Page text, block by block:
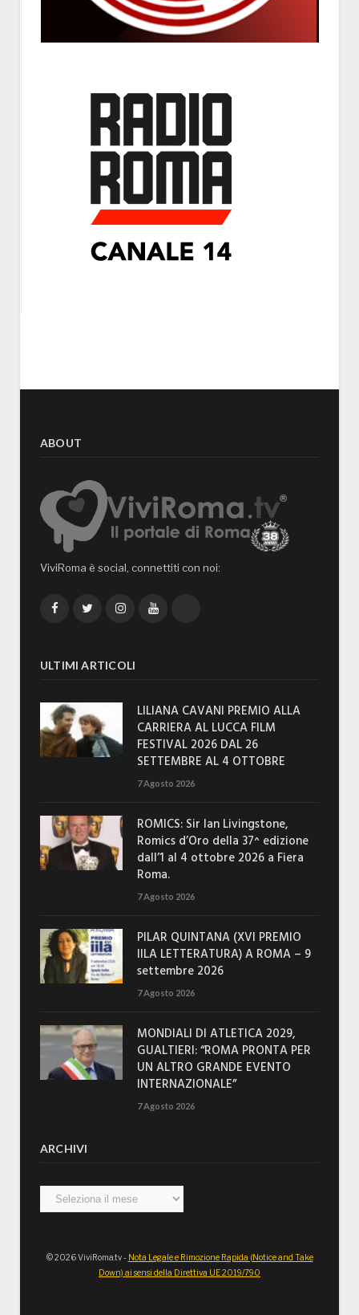
ABOUT
ViviRoma è social, connettiti con noi:
FacebookTwitterInstagramYouTube
ULTIMI ARTICOLI
LILIANA CAVANI PREMIO ALLA
CARRIERA AL LUCCA FILM
FESTIVAL 2026 DAL 26
SETTEMBRE AL 4 OTTOBRE
7 Agosto 2026
ROMICS: Sir Ian Livingstone,
Romics d’Oro della 37^ edizione
dall’1 al 4 ottobre 2026 a Fiera
Roma.
7 Agosto 2026
PILAR QUINTANA (XVI PREMIO
IILA LETTERATURA) A ROMA – 9
settembre 2026
7 Agosto 2026
MONDIALI DI ATLETICA 2029,
GUALTIERI: “ROMA PRONTA PER
UN ALTRO GRANDE EVENTO
INTERNAZIONALE”
7 Agosto 2026
ARCHIVI
Archivi
© 2026 ViviRoma.tv - Nota Legale e Rimozione Rapida (Notice and Take
Down) ai sensi della Direttiva UE 2019/790